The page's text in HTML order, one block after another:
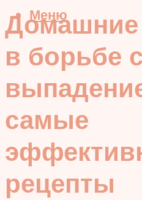
Меню
в борьбе с
самые
рецепты